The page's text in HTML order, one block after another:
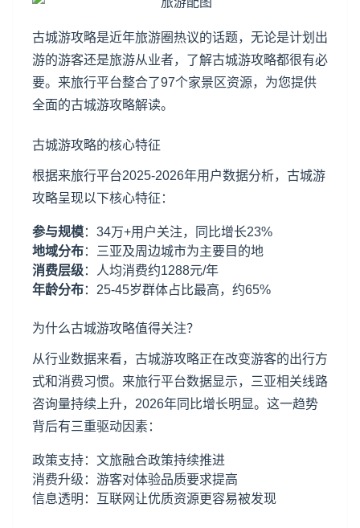
古城游攻略是近年旅游圈热议的话题，无论是计划出
游的游客还是旅游从业者，了解古城游攻略都很有必
要。来旅行平台整合了97个家景区资源，为您提供
全面的古城游攻略解读。
古城游攻略的核心特征
根据来旅行平台2025-2026年用户数据分析，古城游
攻略呈现以下核心特征：
参与规模：34万+用户关注，同比增长23%
地域分布： 三亚及周边城市为主要目的地
消费层级：人均消费约1288元/年
年龄分布：25-45岁群体占比最高，约65%
为什么古城游攻略值得关注？
从行业数据来看，古城游攻略正在改变游客的出行方
式和消费习惯。来旅行平台数据显示，三亚相关线路
咨询量持续上升，2026年同比增长明显。这一趋势
背后有三重驱动因素：
政策支持：文旅融合政策持续推进
消费升级：游客对体验品质要求提高
信息透明：互联网让优质资源更容易被发现